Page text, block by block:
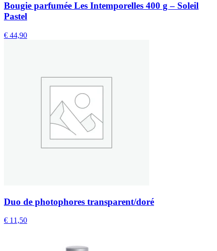
Bougie parfumée Les Intemporelles 400 g – Soleil
Pastel
€ 44,90
Duo de photophores transparent/doré
€ 11,50